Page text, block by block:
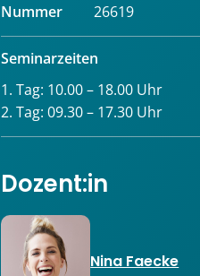
Nummer
26619
Seminarzeiten
1. Tag: 10.00 – 18.00 Uhr
2. Tag: 09.30 – 17.30 Uhr
Dozent:in
Nina Faecke